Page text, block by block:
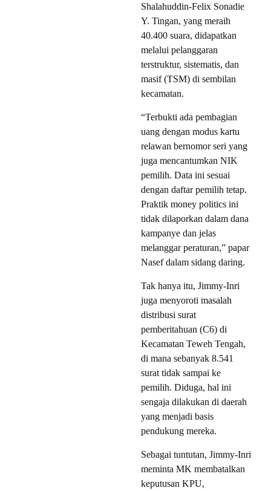
Shalahuddin-Felix Sonadie
Y. Tingan, yang meraih
40.400 suara, didapatkan
melalui pelanggaran
terstruktur, sistematis, dan
masif (TSM) di sembilan
kecamatan.
“Terbukti ada pembagian
uang dengan modus kartu
relawan bernomor seri yang
juga mencantumkan NIK
pemilih. Data ini sesuai
dengan daftar pemilih tetap.
Praktik money politics ini
tidak dilaporkan dalam dana
kampanye dan jelas
melanggar peraturan,” papar
Nasef dalam sidang daring.
Tak hanya itu, Jimmy-Inri
juga menyoroti masalah
distribusi surat
pemberitahuan (C6) di
Kecamatan Teweh Tengah,
di mana sebanyak 8.541
surat tidak sampai ke
pemilih. Diduga, hal ini
sengaja dilakukan di daerah
yang menjadi basis
pendukung mereka.
Sebagai tuntutan, Jimmy-Inri
meminta MK membatalkan
keputusan KPU,